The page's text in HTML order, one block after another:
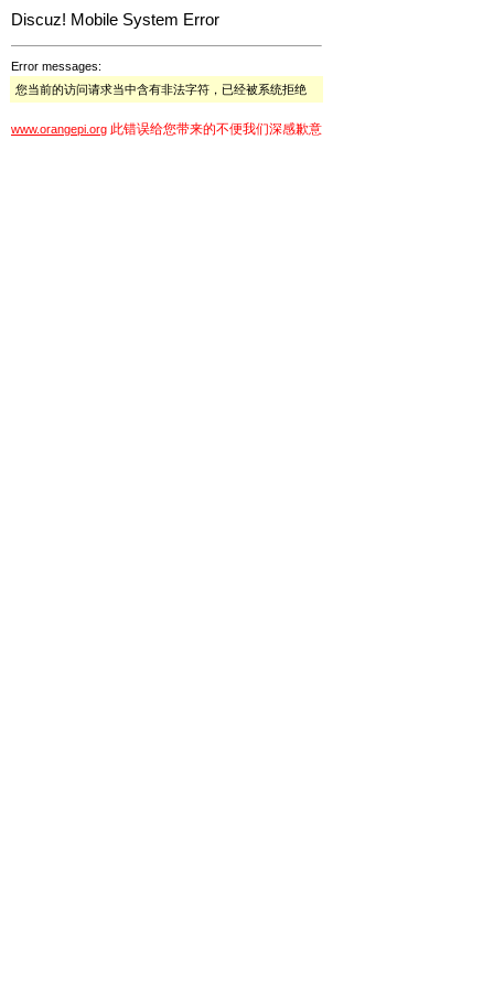
Discuz! Mobile System Error
Error messages:
您当前的访问请求当中含有非法字符，已经被系统拒绝
www.orangepi.org 此错误给您带来的不便我们深感歉意